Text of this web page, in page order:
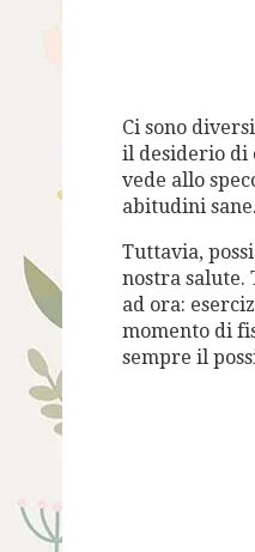
Ci sono
il desiderio di
vede allo
abitudini sane.
Tuttavia,
nostra salute.
ad ora:
momento di
sempre il